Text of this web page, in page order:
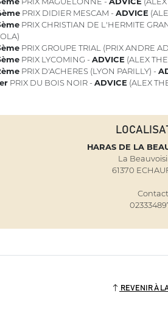
PRIX DIDIER MESCAM - ADVICE
PRIX CHRISTIAN DE L'HERMITE
PRIX GROUPE TRIAL (PRIX ANDRE
PRIX LYCOMING - ADVICE (ALEX
PRIX D'ACHERES (LYON PARILLY) -
PRIX DU BOIS NOIR - ADVICE (ALEX
HARAS DE LA
La
61370
Contact
REVENIR À